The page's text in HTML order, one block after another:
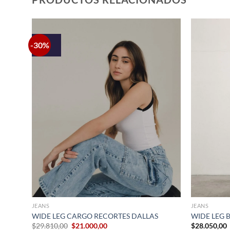
-30%
+
JEANS
WIDE LEG CARGO RECORTES DALLAS
$29.810,00 El
$21.000,00El
JEANS
WIDE LEG
$28.050,00